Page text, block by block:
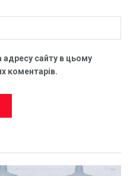
адресу сайту в цьому
коментарів.